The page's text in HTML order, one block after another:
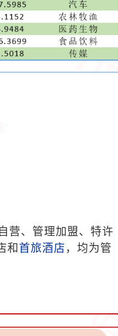
营、管理加盟、特许
和 首旅酒店 ，均为管